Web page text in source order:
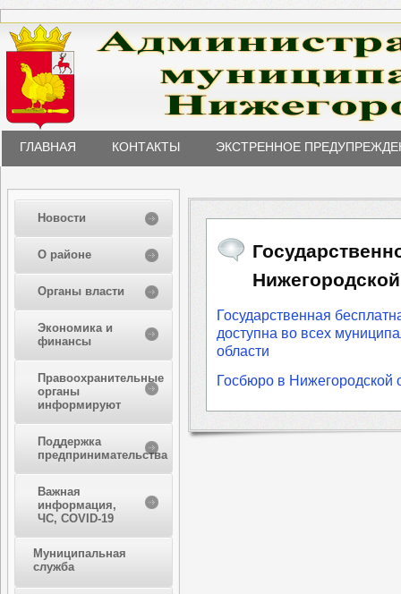
ГЛАВНАЯ КОНТАКТЫ ЭКСТРЕННОЕ
Новости
О районе
Органы власти
Экономика и
финансы
Правоохранительные
органы
информируют
Поддержка
предпринимательства
Важная
информация,
ЧС, COVID-19
Муниципальная
служба
Государственная
доступна во всех
области
Госбюро в Нижегородской